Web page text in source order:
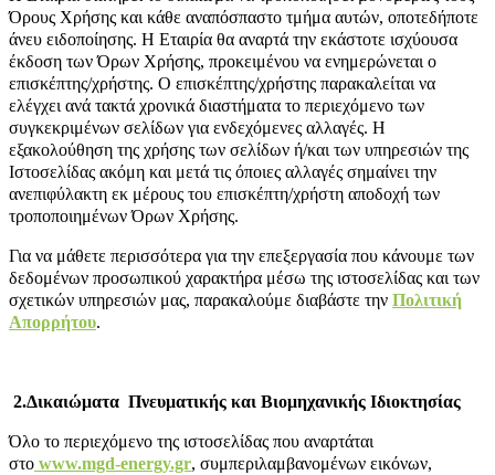
Όρους Χρήσης και κάθε αναπόσπαστο τμήμα αυτών, οποτεδήποτε
άνευ ειδοποίησης. Η Εταιρία θα αναρτά την εκάστοτε ισχύουσα
έκδοση των Όρων Χρήσης, προκειμένου να ενημερώνεται ο
επισκέπτης/χρήστης. Ο επισκέπτης/χρήστης παρακαλείται να
ελέγχει ανά τακτά χρονικά διαστήματα το περιεχόμενο των
συγκεκριμένων σελίδων για ενδεχόμενες αλλαγές. Η
εξακολούθηση της χρήσης των σελίδων ή/και των υπηρεσιών της
Ιστοσελίδας ακόμη και μετά τις όποιες αλλαγές σημαίνει την
ανεπιφύλακτη εκ μέρους του επισκέπτη/χρήστη αποδοχή των
τροποποιημένων Όρων Χρήσης.
Για να μάθετε περισσότερα για την επεξεργασία που κάνουμε των
δεδομένων προσωπικού χαρακτήρα μέσω της ιστοσελίδας και των
σχετικών υπηρεσιών μας, παρακαλούμε διαβάστε την Πολιτική
Απορρήτου.
2.Δικαιώματα Πνευματικής και Βιομηχανικής Ιδιοκτησίας
Όλο το περιεχόμενο της ιστοσελίδας που αναρτάται
στο www.mgd-energy.gr, συμπεριλαμβανομένων εικόνων,